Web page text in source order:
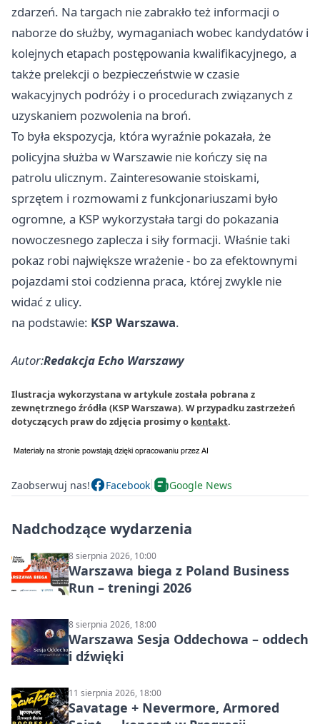
zdarzeń. Na targach nie zabrakło też informacji o
naborze do służby, wymaganiach wobec kandydatów i
kolejnych etapach postępowania kwalifikacyjnego, a
także prelekcji o bezpieczeństwie w czasie
wakacyjnych podróży i o procedurach związanych z
uzyskaniem pozwolenia na broń.
To była ekspozycja, która wyraźnie pokazała, że
policyjna służba w Warszawie nie kończy się na
patrolu ulicznym. Zainteresowanie stoiskami,
sprzętem i rozmowami z funkcjonariuszami było
ogromne, a KSP wykorzystała targi do pokazania
nowoczesnego zaplecza i siły formacji. Właśnie taki
pokaz robi największe wrażenie - bo za efektownymi
pojazdami stoi codzienna praca, której zwykle nie
widać z ulicy.
na podstawie: KSP Warszawa.
Autor:Redakcja Echo Warszawy
Ilustracja wykorzystana w artykule została pobrana z
zewnętrznego źródła (KSP Warszawa). W przypadku zastrzeżeń
dotyczących praw do zdjęcia prosimy o kontakt.
Zaobserwuj nas! Facebook Google News
Nadchodzące wydarzenia
8 sierpnia 2026, 10:00
Warszawa biega z Poland Business
Run – treningi 2026
8 sierpnia 2026, 18:00
Warszawa Sesja Oddechowa – oddech
i dźwięki
11 sierpnia 2026, 18:00
Savatage + Nevermore, Armored